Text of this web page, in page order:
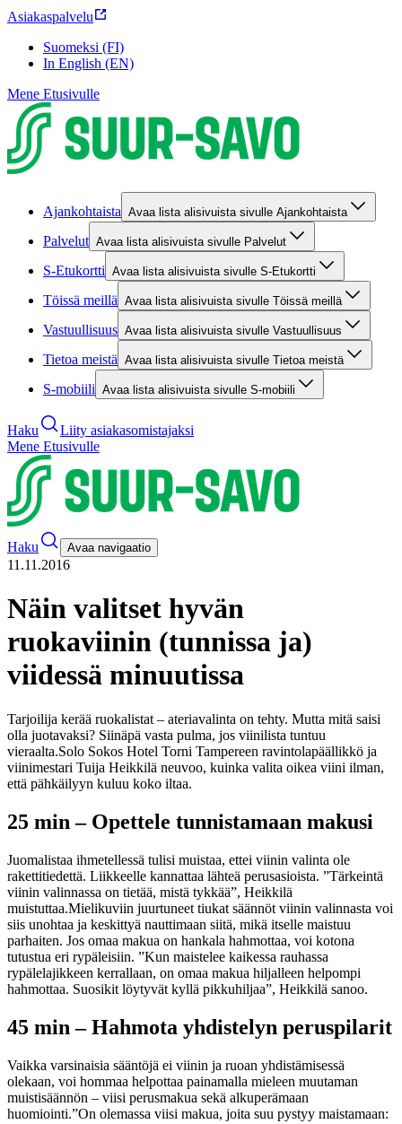
Asiakaspalvelu
Suomeksi (FI)
In English (EN)
Mene Etusivulle
Ajankohtaista Avaa lista alisivuista sivulle Ajankohtaista
Palvelut Avaa lista alisivuista sivulle Palvelut
S-Etukortti Avaa lista alisivuista sivulle S-Etukortti
Töissä meillä Avaa lista alisivuista sivulle Töissä meillä
Vastuullisuus Avaa lista alisivuista sivulle Vastuullisuus
Tietoa meistä Avaa lista alisivuista sivulle Tietoa meistä
S-mobiili Avaa lista alisivuista sivulle S-mobiili
Haku
Liity asiakasomistajaksi
Mene Etusivulle
Haku Avaa navigaatio
11.11.2016
Näin valitset hyvän
ruokaviinin (tunnissa ja)
viidessä minuutissa
Tarjoilija kerää ruokalistat – ateriavalinta on tehty. Mutta mitä saisi
olla juotavaksi? Siinäpä vasta pulma, jos viinilista tuntuu
vieraalta.Solo Sokos Hotel Torni Tampereen ravintolapäällikkö ja
viinimestari Tuija Heikkilä neuvoo, kuinka valita oikea viini ilman,
että pähkäilyyn kuluu koko iltaa.
25 min – Opettele tunnistamaan makusi
Juomalistaa ihmetellessä tulisi muistaa, ettei viinin valinta ole
rakettitiedettä. Liikkeelle kannattaa lähteä perusasioista. ”Tärkeintä
viinin valinnassa on tietää, mistä tykkää”, Heikkilä
muistuttaa.Mielikuviin juurtuneet tiukat säännöt viinin valinnasta voi
siis unohtaa ja keskittyä nauttimaan siitä, mikä itselle maistuu
parhaiten. Jos omaa makua on hankala hahmottaa, voi kotona
tutustua eri rypäleisiin. ”Kun maistelee kaikessa rauhassa
rypälelajikkeen kerrallaan, on omaa makua hiljalleen helpompi
hahmottaa. Suosikit löytyvät kyllä pikkuhiljaa”, Heikkilä sanoo.
45 min – Hahmota yhdistelyn peruspilarit
Vaikka varsinaisia sääntöjä ei viinin ja ruoan yhdistämisessä
olekaan, voi hommaa helpottaa painamalla mieleen muutaman
muistisäännön – viisi perusmakua sekä alkuperämaan
huomiointi.”On olemassa viisi makua, joita suu pystyy maistamaan: